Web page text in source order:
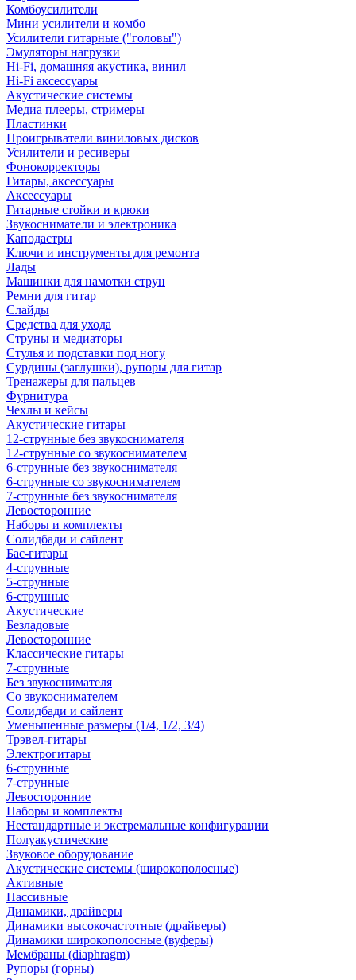
Комбоусилители
Мини усилители и комбо
Усилители гитарные ("головы")
Эмуляторы нагрузки
Hi-Fi, домашняя акустика, винил
Hi-Fi аксессуары
Акустические системы
Медиа плееры, стримеры
Пластинки
Проигрыватели виниловых дисков
Усилители и ресиверы
Фонокорректоры
Гитары, аксессуары
Аксессуары
Гитарные стойки и крюки
Звукосниматели и электроника
Каподастры
Ключи и инструменты для ремонта
Лады
Машинки для намотки струн
Ремни для гитар
Слайды
Средства для ухода
Струны и медиаторы
Стулья и подставки под ногу
Сурдины (заглушки), рупоры для гитар
Тренажеры для пальцев
Фурнитура
Чехлы и кейсы
Акустические гитары
12-струнные без звукоснимателя
12-струнные со звукоснимателем
6-струнные без звукоснимателя
6-струнные со звукоснимателем
7-струнные без звукоснимателя
Левосторонние
Наборы и комплекты
Солидбади и сайлент
Бас-гитары
4-струнные
5-струнные
6-струнные
Акустические
Безладовые
Левосторонние
Классические гитары
7-струнные
Без звукоснимателя
Со звукоснимателем
Солидбади и сайлент
Уменьшенные размеры (1/4, 1/2, 3/4)
Трэвел-гитары
Электрогитары
6-струнные
7-струнные
Левосторонние
Наборы и комплекты
Нестандартные и экстремальные конфигурации
Полуакустические
Звуковое оборудование
Акустические системы (широкополосные)
Активные
Пассивные
Динамики, драйверы
Динамики высокочастотные (драйверы)
Динамики широкополосные (вуферы)
Мембраны (diaphragm)
Рупоры (горны)